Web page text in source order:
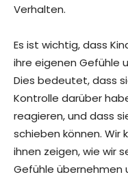
Verhalten.
Es ist wichtig, dass
ihre eigenen Gefühle
Dies bedeutet, dass
Kontrolle darüber
reagieren, und dass
schieben können. Wir
ihnen zeigen, wie wir
Gefühle übernehmen